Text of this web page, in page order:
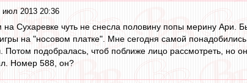
июл 2013 20:36
на Сухаревке чуть не снесла половину попы мерину Ари.
на "носовом платке". Мне сегодня самой понадобились
Потом подобралась, чтоб поближе лицо рассмотреть, но
Номер 588, он?